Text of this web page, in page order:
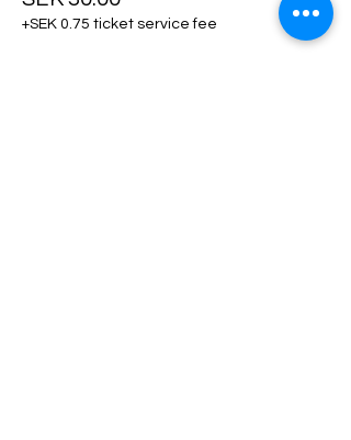
+SEK 0.75 ticket service fee